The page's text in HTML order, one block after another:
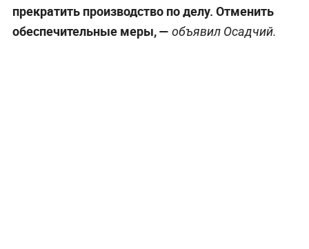
прекратить производство по делу. Отменить
обеспечительные меры, — объявил Осадчий.